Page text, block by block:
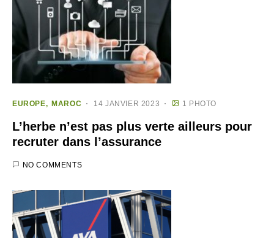
EUROPE MAROC 14 JANVIER 2023 1 PHOTO
L’herbe n’est pas plus verte ailleurs pour
recruter dans l’assurance
NO COMMENTS